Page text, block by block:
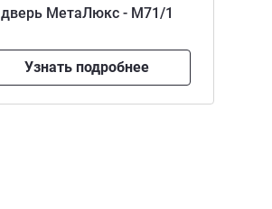
дверь МетаЛюкс - М71/1
Узнать подробнее